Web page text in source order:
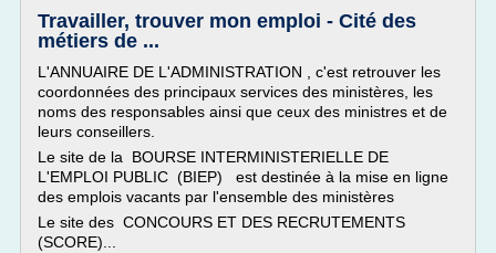
Travailler, trouver mon emploi - Cité des
métiers de ...
L'ANNUAIRE DE L'ADMINISTRATION , c'est retrouver les
coordonnées des principaux services des ministères, les
noms des responsables ainsi que ceux des ministres et de
leurs conseillers.
Le site de la BOURSE INTERMINISTERIELLE DE
L'EMPLOI PUBLIC (BIEP) est destinée à la mise en ligne
des emplois vacants par l'ensemble des ministères
Le site des CONCOURS ET DES RECRUTEMENTS
(SCORE)...